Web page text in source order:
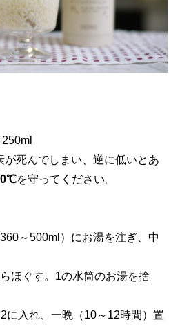
死んでしまい、逆に低いとあ
を守ってください。
～500ml）にお湯を注ぎ、中
ほぐす。1の水筒のお湯を捨
入れ、一晩（10～12時間）置